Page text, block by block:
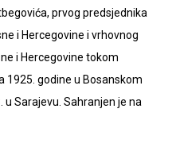
prvog predsjednika
i Hercegovine i vrhovnog
i Hercegovine tokom
1925. godine u Bosanskom
u Sarajevu. Sahranjen je na